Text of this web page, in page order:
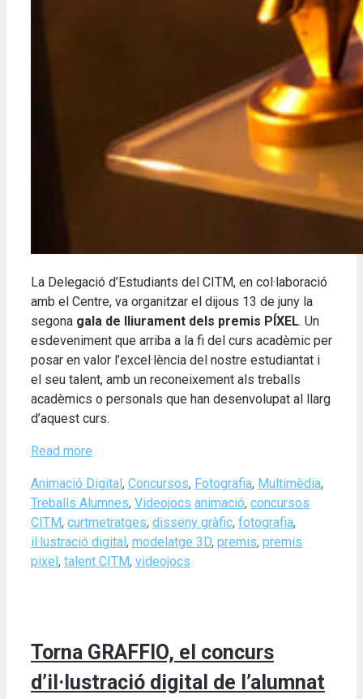
La Delegació d’Estudiants del CITM, en col·laboració
amb el Centre, va organitzar el dijous 13 de juny la
segona gala de lliurament dels premis PÍXEL. Un
esdeveniment que arriba a la fi del curs acadèmic per
posar en valor l’excel·lència del nostre estudiantat i
el seu talent, amb un reconeixement als treballs
acadèmics o personals que han desenvolupat al llarg
d’aquest curs.
Read more
Categories
Animació Digital , Concursos, Fotografia, Multimèdia,
Treballs Alumnes, Videojocs Tags
animació, concursos
CITM, curtmetratges, disseny gràfic, fotografia,
il·lustració digital , modelatge 3D, premis, premis
pixel , talent CITM, videojocs
Torna GRAFFIO, el concurs
d’il·lustració digital de l’alumnat